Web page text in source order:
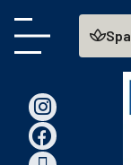
main
Spa